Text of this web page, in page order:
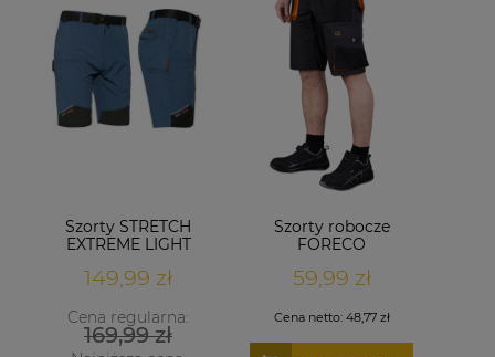
Szorty STRETCH
EXTREME LIGHT
149,99 zł
Cena regularna:
169,99 zł
Szorty robocze
FORECO
59,99 zł
Cena netto: 48,77 zł